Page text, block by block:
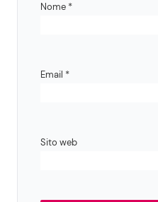
Nome *
Email *
Sito web